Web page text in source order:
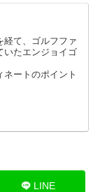
経て、ゴルフファ
いたエンジョイゴ
ネートのポイント
LINE